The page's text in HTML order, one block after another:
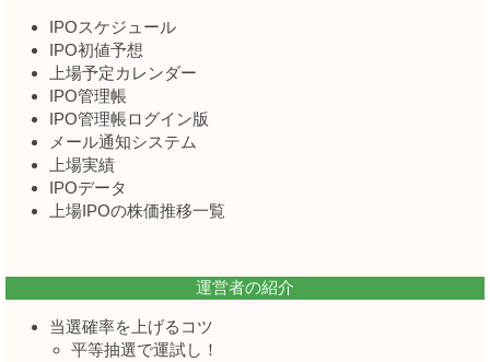
IPOスケジュール
IPO初値予想
上場予定カレンダー
IPO管理帳
IPO管理帳ログイン版
メール通知システム
上場実績
IPOデータ
上場IPOの株価推移一覧
運営者の紹介
当選確率を上げるコツ
平等抽選で運試し！